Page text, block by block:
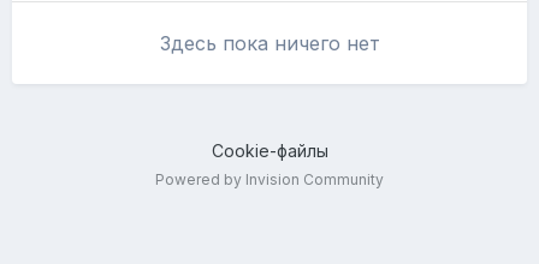
Здесь пока ничего нет
Cookie-файлы
Powered by Invision Community